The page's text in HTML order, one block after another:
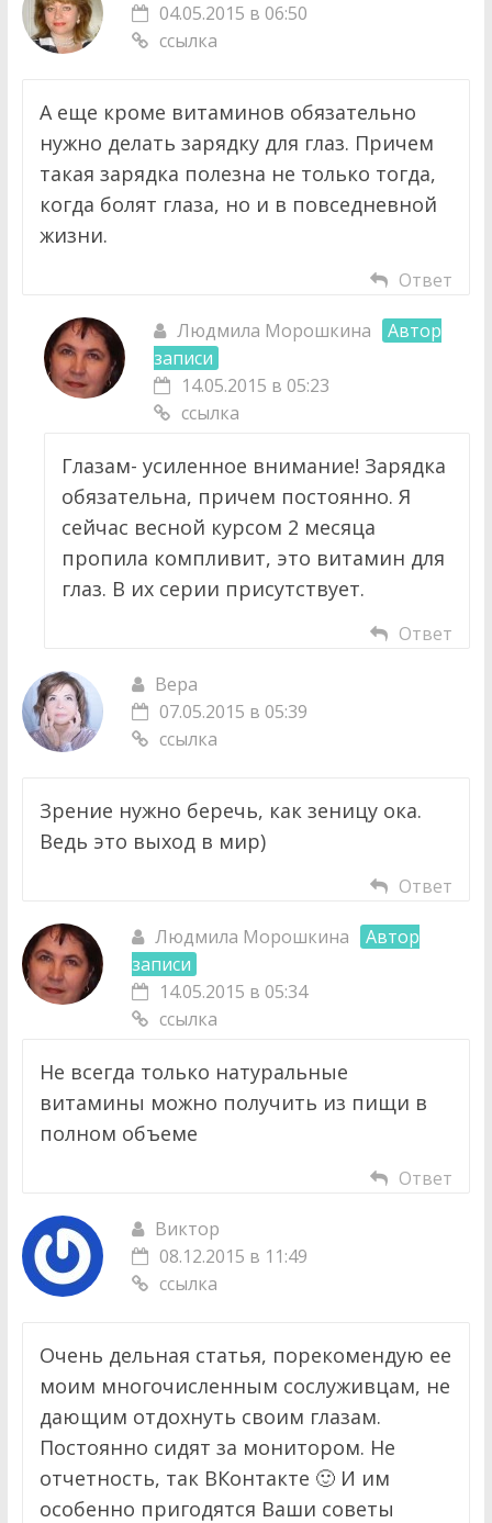
04.05.2015 в 06:50
ссылка
А еще кроме витаминов обязательно
нужно делать зарядку для глаз. Причем
такая зарядка полезна не только тогда,
когда болят глаза, но и в повседневной
жизни.
Ответ
Людмила Морошкина
Автор
записи
14.05.2015 в 05:23
ссылка
Глазам- усиленное внимание! Зарядка
обязательна, причем постоянно. Я
сейчас весной курсом 2 месяца
пропила компливит, это витамин для
глаз. В их серии присутствует.
Ответ
Вера
07.05.2015 в 05:39
ссылка
Зрение нужно беречь, как зеницу ока.
Ведь это выход в мир)
Ответ
Людмила Морошкина
Автор
записи
14.05.2015 в 05:34
ссылка
Не всегда только натуральные
витамины можно получить из пищи в
полном объеме
Ответ
Виктор
08.12.2015 в 11:49
ссылка
Очень дельная статья, порекомендую ее
моим многочисленным сослуживцам, не
дающим отдохнуть своим глазам.
Постоянно сидят за монитором. Не
отчетность, так ВКонтакте 🙂 И им
особенно пригодятся Ваши советы